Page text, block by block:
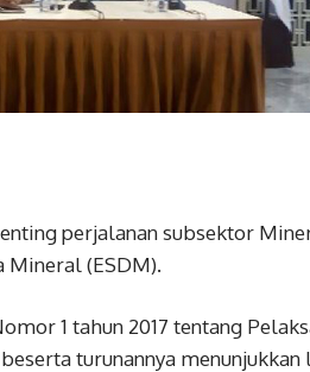
perjalanan subsektor
Mineral (ESDM).
1 tahun 2017 tentang
turunannya